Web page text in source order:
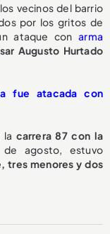
vecinos del barrio
por los gritos de
ataque conarma
Augusto Hurtado
fue atacada con
la carrera 87 con la
agosto, estuvo
tres menores y dos